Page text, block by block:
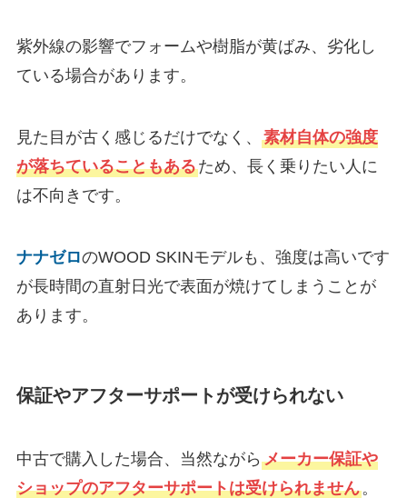
紫外線の影響でフォームや樹脂が黄ばみ、劣化し
ている場合があります。
見た目が古く感じるだけでなく、 素材自体の強度
が落ちていることもあるため、長く乗りたい人に
は不向きです。
ナナゼロのWOOD SKINモデルも、強度は高いです
が長時間の直射日光で表面が焼けてしまうことが
あります。
保証やアフターサポートが受けられない
中古で購入した場合、当然ながら メーカー保証や
ショップのアフターサポートは受けられません。